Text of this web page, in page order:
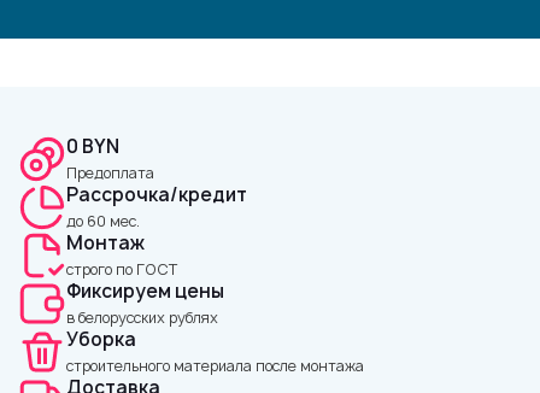
0 BYN
Предоплата
Рассрочка/кредит
до 60 мес.
Монтаж
строго по ГОСТ
Фиксируем цены
в белорусских рублях
Уборка
строительного материала после монтажа
Доставка